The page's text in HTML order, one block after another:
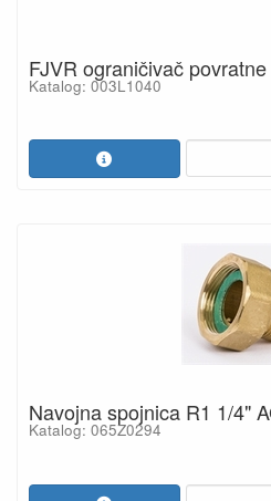
FJVR ograničivač
Katalog: 003L1040
Navojna spojnica R1 1/4"
Katalog: 065Z0294